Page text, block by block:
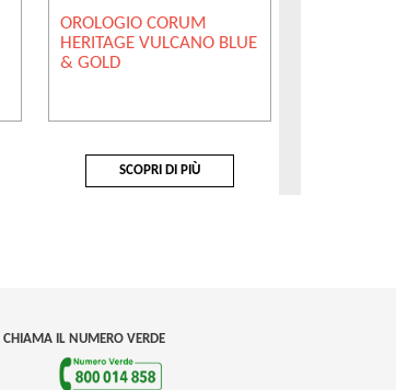
OROLOGIO CORUM
HERITAGE VULCANO BLUE
& GOLD
SCOPRI DI PIÙ
CHIAMA IL NUMERO VERDE